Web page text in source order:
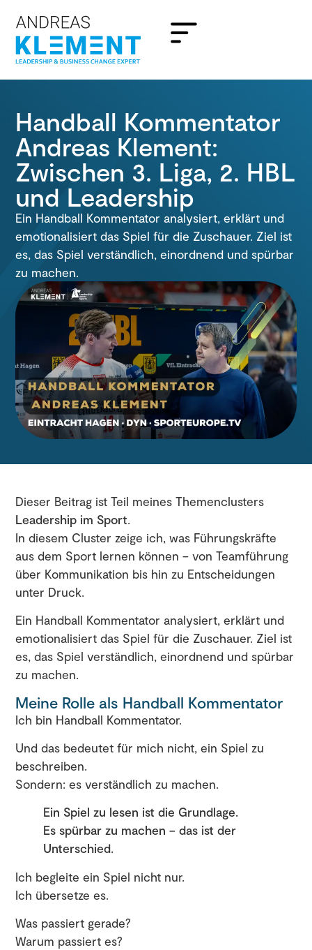
Handball Kommentator
Andreas Klement:
Zwischen 3. Liga, 2. HBL
und Leadership
Ein Handball Kommentator analysiert, erklärt und
emotionalisiert das Spiel für die Zuschauer. Ziel ist
es, das Spiel verständlich, einordnend und spürbar
zu machen.
Dieser Beitrag ist Teil meines Themenclusters
Leadership im Sport.
In diesem Cluster zeige ich, was Führungskräfte
aus dem Sport lernen können – von Teamführung
über Kommunikation bis hin zu Entscheidungen
unter Druck.
Ein Handball Kommentator analysiert, erklärt und
emotionalisiert das Spiel für die Zuschauer. Ziel ist
es, das Spiel verständlich, einordnend und spürbar
zu machen.
Meine Rolle als Handball Kommentator
Ich bin Handball Kommentator.
Und das bedeutet für mich nicht, ein Spiel zu
beschreiben.
Sondern: es verständlich zu machen.
Ein Spiel zu lesen ist die Grundlage.
Es spürbar zu machen – das ist der
Unterschied.
Ich begleite ein Spiel nicht nur.
Ich übersetze es.
Was passiert gerade?
Warum passiert es?